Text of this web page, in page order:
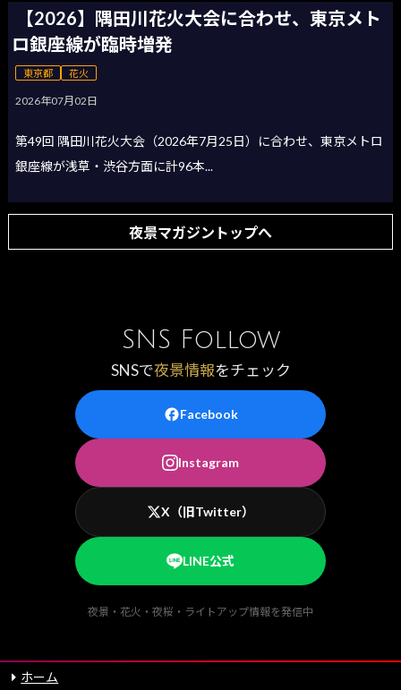
【2026】隅田川花火大会に合わせ、東京メト
ロ銀座線が臨時増発
東京都 花火
2026年07月02日
第49回 隅田川花火大会（2026年7月25日）に合わせ、東京メトロ
銀座線が浅草・渋谷方面に計96本...
夜景マガジントップへ
SNS Follow
SNSで夜景情報をチェック
Facebook
Instagram
X（旧Twitter）
LINE公式
夜景・花火・夜桜・ライトアップ情報を発信中
ホーム